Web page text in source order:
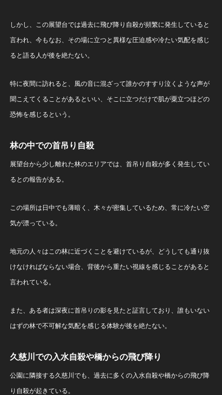
しかし、この展望台では過去に飛び降り自殺が頻繁に発生していると
言われ、今もなお、その場に立つと異様な圧迫感や冷たい気配を感じ
ると語る人が後を絶たない。
特に夜間に訪れると、風の音に混ざって誰かのすすり泣くような声が
聞こえてくることがあるといい、そこに立つだけで肌が粟立つほどの
恐怖を感じるという。
林の中での首吊り自殺
展望台から少し離れた林のエリアでは、首吊り自殺が多く発生してい
るとの報告がある。
この場所は日中でも薄暗く、木々が密集しているため、常に冷たい空
気が漂っている。
地元の人々はこの林に近づくことを避けているが、どうしても通り抜
けなければならない場合、背後から重たい視線を感じることがあると
言われている。
また、ある者は深夜に首吊りの影を見たと証言しており、誰もいない
はずの林で不可解な気配を感じる体験が後を絶たない。
久慈川での入水自殺や橋からの飛び降り
公園に隣接する久慈川でも、過去に多くの入水自殺や橋からの飛び降
り自殺が起きている。